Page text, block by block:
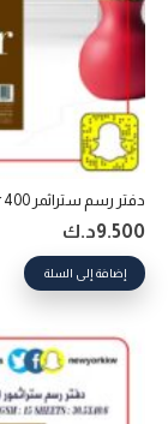
دفتر رسم ستراثمر 400 WaterColor حجم 22.9*30.5 و 300 جرام
9.500د.ك
إضافة إلى السلة